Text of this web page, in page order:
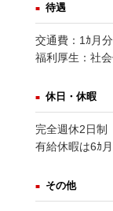
待遇
交通費：1ｶ月
福利厚生：社
休日・休暇
完全週休2日制
有給休暇は6ｶ
その他